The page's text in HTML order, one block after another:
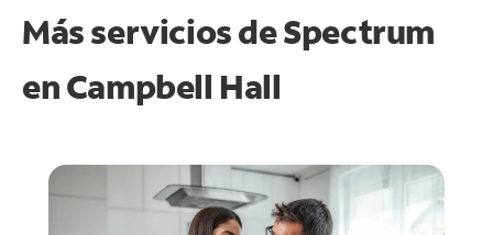
Más servicios de Spectrum
enCampbell Hall